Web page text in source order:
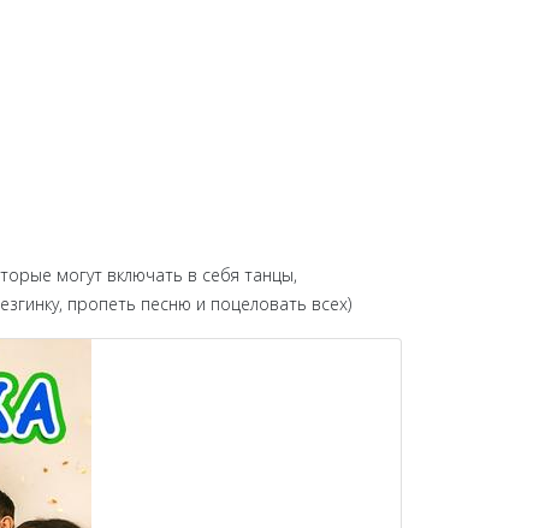
могут включать в себя танцы,
пропеть песню и поцеловать всех)